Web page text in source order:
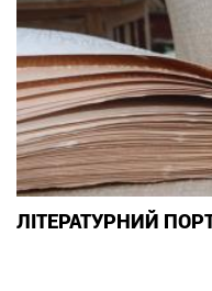
ЛІТЕРАТУРНИЙ